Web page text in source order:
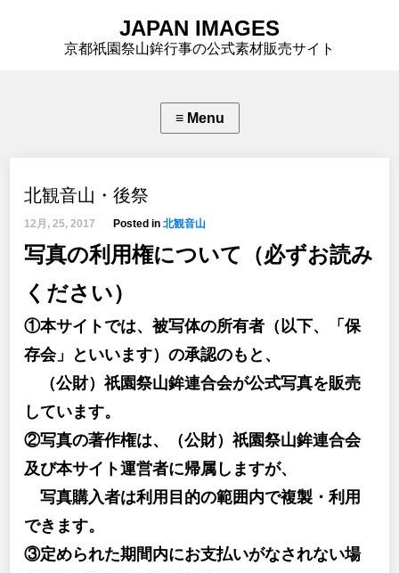
JAPAN IMAGES
京都祇園祭山鉾行事の公式素材販売サイト
北観音山・後祭
12月, 25, 2017 Posted in北観音山
写真の利用権について（必ずお読み
ください）
①本サイトでは、被写体の所有者（以下、「保
存会」といいます）の承認のもと、
（公財）祇園祭山鉾連合会が公式写真を販売
しています。
②写真の著作権は、（公財）祇園祭山鉾連合会
及び本サイト運営者に帰属しますが、
写真購入者は利用目的の範囲内で複製・利用
できます。
③定められた期間内にお支払いがなされない場